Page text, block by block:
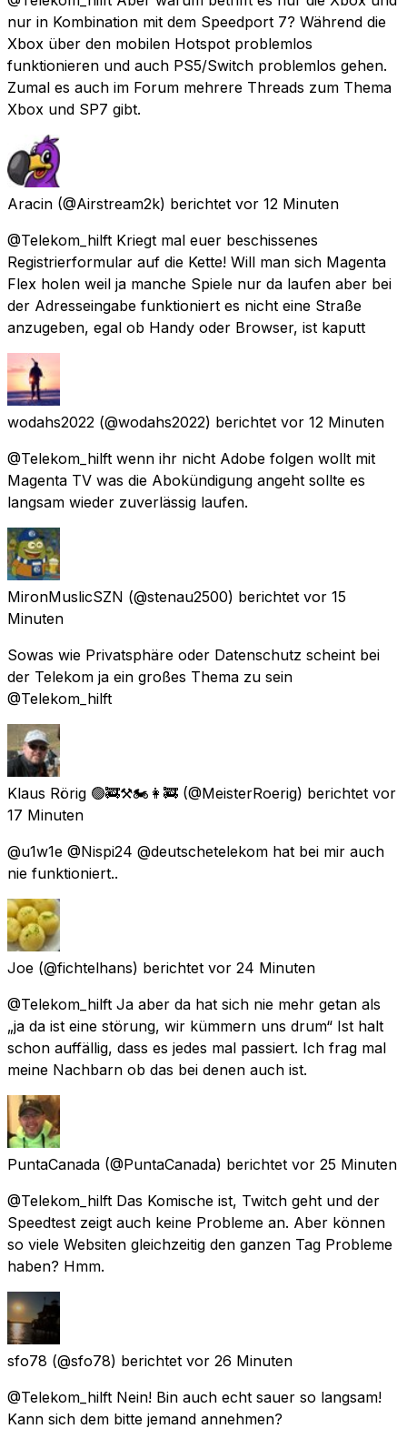
nur in Kombination mit dem Speedport 7? Während die
Xbox über den mobilen Hotspot problemlos
funktionieren und auch PS5/Switch problemlos gehen.
Zumal es auch im Forum mehrere Threads zum Thema
Xbox und SP7 gibt.
Aracin (@Airstream2k) berichtet vor 12 Minuten
@Telekom_hilft Kriegt mal euer beschissenes
Registrierformular auf die Kette! Will man sich Magenta
Flex holen weil ja manche Spiele nur da laufen aber bei
der Adresseingabe funktioniert es nicht eine Straße
anzugeben, egal ob Handy oder Browser, ist kaputt
wodahs2022 (@wodahs2022) berichtet vor 12 Minuten
@Telekom_hilft wenn ihr nicht Adobe folgen wollt mit
Magenta TV was die Abokündigung angeht sollte es
langsam wieder zuverlässig laufen.
MironMuslicSZN (@stenau2500) berichtet vor 15
Minuten
Sowas wie Privatsphäre oder Datenschutz scheint bei
der Telekom ja ein großes Thema zu sein
@Telekom_hilft
Klaus Rörig 🟢🚒⚒🏍👩‍🚒 (@MeisterRoerig) berichtet vor
17 Minuten
@u1w1e @Nispi24 @deutschetelekom hat bei mir auch
nie funktioniert..
Joe (@fichtelhans) berichtet vor 24 Minuten
@Telekom_hilft Ja aber da hat sich nie mehr getan als
„ja da ist eine störung, wir kümmern uns drum“ Ist halt
schon auffällig, dass es jedes mal passiert. Ich frag mal
meine Nachbarn ob das bei denen auch ist.
PuntaCanada (@PuntaCanada) berichtet vor 25 Minuten
@Telekom_hilft Das Komische ist, Twitch geht und der
Speedtest zeigt auch keine Probleme an. Aber können
so viele Websiten gleichzeitig den ganzen Tag Probleme
haben? Hmm.
sfo78 (@sfo78) berichtet vor 26 Minuten
@Telekom_hilft Nein! Bin auch echt sauer so langsam!
Kann sich dem bitte jemand annehmen?